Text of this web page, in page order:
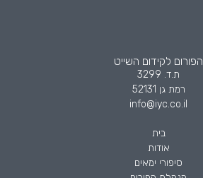
הפורום לקידום השייט
ת.ד. 3299
רמת גן 52131
info@iyc.co.il
בית
אודות
סיפורי ימאים